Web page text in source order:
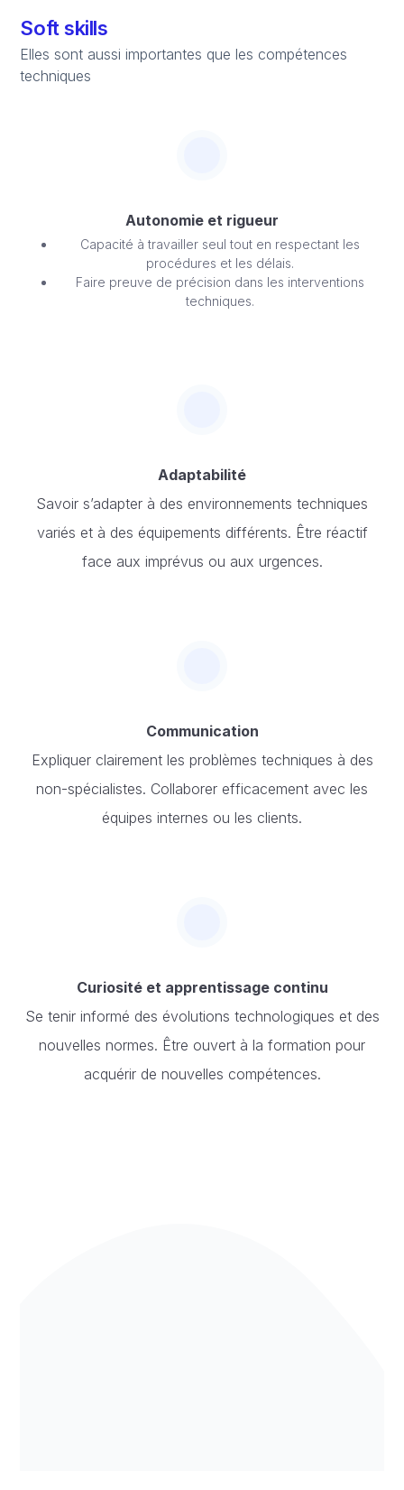
Soft skills
Elles sont aussi importantes que les compétences
techniques
Autonomie et rigueur
Capacité à travailler seul tout en respectant les
procédures et les délais.
Faire preuve de précision dans les interventions
techniques.
Adaptabilité
Savoir s’adapter à des environnements techniques
variés et à des équipements différents. Être réactif
face aux imprévus ou aux urgences.
Communication
Expliquer clairement les problèmes techniques à des
non-spécialistes. Collaborer efficacement avec les
équipes internes ou les clients.
Curiosité et apprentissage continu
Se tenir informé des évolutions technologiques et des
nouvelles normes. Être ouvert à la formation pour
acquérir de nouvelles compétences.